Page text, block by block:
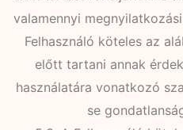
valamennyi
Felhasználó köteles az
előtt tartani annak
használatára vonatkozó
se